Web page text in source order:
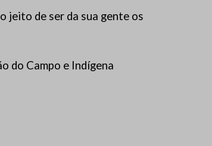
jeito de ser da sua gente os
do Campo e Indígena